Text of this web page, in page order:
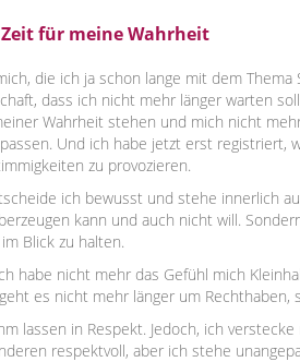
für meine Wahrheit
die ich ja schon lange mit dem
dass ich nicht mehr länger warten
Wahrheit stehen und mich nicht
Und ich habe jetzt erst registriert,
zu provozieren.
ich bewusst und stehe innerlich
kann und auch nicht will.
Blick zu halten.
nicht mehr das Gefühl mich
es nicht mehr länger um Rechthaben,
lassen in Respekt. Jedoch, ich
respektvoll, aber ich stehe